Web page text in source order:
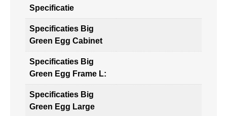
Specificatie
Specificaties Big
Green Egg Cabinet
Specificaties Big
Green Egg Frame L:
Specificaties Big
Green Egg Large